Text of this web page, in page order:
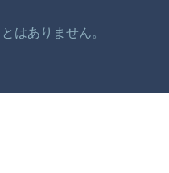
はありません。